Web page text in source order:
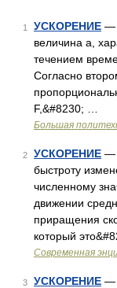
1 УСКОРЕНИЕ —
величина а,
течением
Согласно
F,&#8230; …
Большая
2 УСКОРЕНИЕ —
быстроту
численному
движении
приращения
который
Современная
3 УСКОРЕНИЕ —